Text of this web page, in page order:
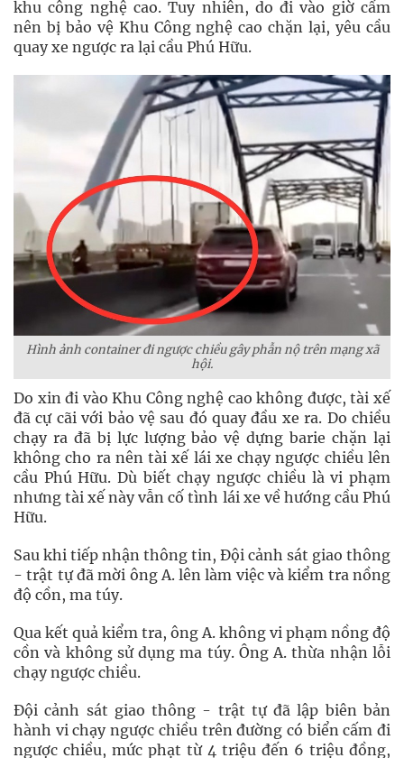
khu công nghệ cao. Tuy nhiên, do đi vào giờ cấm
nên bị bảo vệ Khu Công nghệ cao chặn lại, yêu cầu
quay xe ngược ra lại cầu Phú Hữu.
Hình ảnh container đi ngược chiều gây phẫn nộ trên mạng xã
hội.
Do xin đi vào Khu Công nghệ cao không được, tài xế
đã cự cãi với bảo vệ sau đó quay đầu xe ra. Do chiều
chạy ra đã bị lực lượng bảo vệ dựng barie chặn lại
không cho ra nên tài xế lái xe chạy ngược chiều lên
cầu Phú Hữu. Dù biết chạy ngược chiều là vi phạm
nhưng tài xế này vẫn cố tình lái xe về hướng cầu Phú
Hữu.
Sau khi tiếp nhận thông tin, Đội cảnh sát giao thông
- trật tự đã mời ông A. lên làm việc và kiểm tra nồng
độ cồn, ma túy.
Qua kết quả kiểm tra, ông A. không vi phạm nồng độ
cồn và không sử dụng ma túy. Ông A. thừa nhận lỗi
chạy ngược chiều.
Đội cảnh sát giao thông - trật tự đã lập biên bản
hành vi chạy ngược chiều trên đường có biển cấm đi
ngược chiều, mức phạt từ 4 triệu đến 6 triệu đồng,